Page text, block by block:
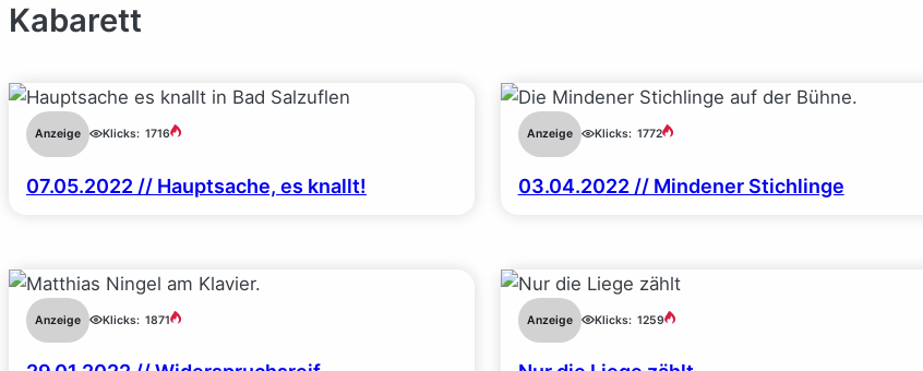
Kabarett
Anzeige Klicks: 1716
07.05.2022 // Hauptsache, es knallt!
Anzeige Klicks: 1772
03.04.2022 // Mindener Stichlinge
Anzeige Klicks: 1871 Anzeige Klicks: 1259